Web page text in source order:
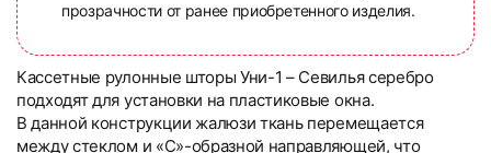
прозрачности от ранее приобретенного изделия.
Кассетные рулонные шторы Уни-1 – Севилья серебро
подходят для установки на пластиковые окна.
В данной конструкции жалюзи ткань перемещается
между стеклом и «С»-образной направляющей, что